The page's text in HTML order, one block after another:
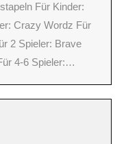
Für Kinder:
Crazy Wordz Für
2 Spieler: Brave
4-6 Spieler:…